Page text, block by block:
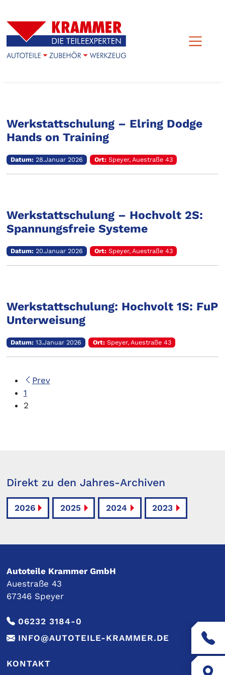
Werkstattschulung – Elring Dodge
Hands on Training
Datum:28.Januar 2026 Ort: Speyer, Auestraße 43
Werkstattschulung – Hochvolt 2S:
Spannungsfreie Systeme
Datum:20.Januar 2026 Ort: Speyer, Auestraße 43
Werkstattschulung: Hochvolt 1S: FuP
Unterweisung
Datum:13.Januar 2026 Ort: Speyer, Auestraße 43
Prev
1
2
Direkt zu den Jahres-Archiven
2026 2025 2024 2023
Autoteile Krammer GmbH
Auestraße 43
67346 Speyer
06232 3184-0
INFO@AUTOTEILE-KRAMMER.DE
KONTAKT